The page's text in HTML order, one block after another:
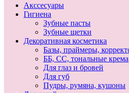
Акссесуары
Гигиена
Зубные пасты
Зубные щетки
Декоративная косметика
Базы, праймеры,
ББ, СС, тональные крема
Для глаз и бровей
Для губ
Пудры, румяна, кушоны